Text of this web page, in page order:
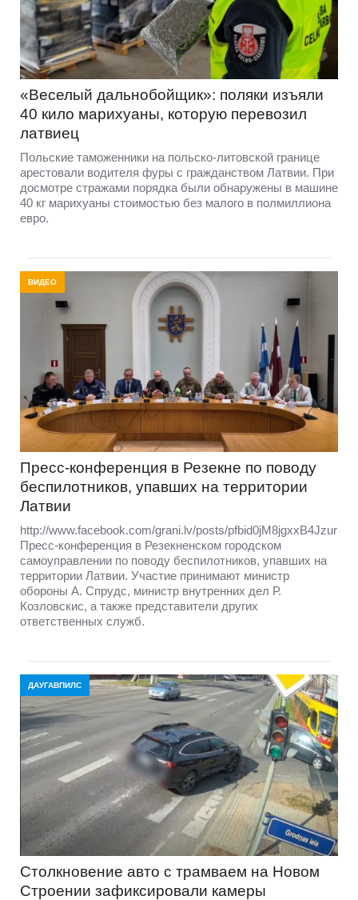
«Веселый дальнобойщик»: поляки изъяли
40 кило марихуаны, которую перевозил
латвиец
Польские таможенники на польско-литовской границе
арестовали водителя фуры с гражданством Латвии. При
досмотре стражами порядка были обнаружены в машине
40 кг марихуаны стоимостью без малого в полмиллиона
евро.
ВИДЕО
Пресс-конференция в Резекне по поводу
беспилотников, упавших на территории
Латвии
http://www.facebook.com/grani.lv/posts/
Пресс-конференция в Резекненском городском
самоуправлении по поводу беспилотников, упавших на
территории Латвии. Участие принимают министр
обороны А. Спрудс, министр внутренних дел Р.
Козловскис, а также представители других
ответственных служб.
ДАУГАВПИЛС
Столкновение авто с трамваем на Новом
Строении зафиксировали камеры